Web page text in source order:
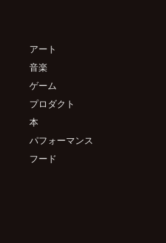
アート
音楽
ゲーム
プロダクト
本
パフォーマンス
フード